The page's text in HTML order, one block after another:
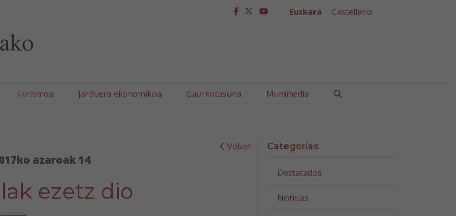
facebook
twitter
youtube
Euskara Castellano
Turismoa Jarduera ekonomikoa Gaurkotasuna Multimedia
Volver
azaroak 14
ezetz dio
Categorías
Destacados
Noticias